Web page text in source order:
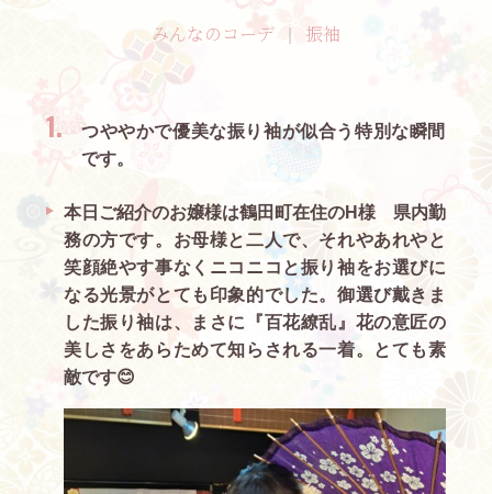
みんなのコーデ 振袖
つややかで優美な振り袖が似合う特別な瞬間
です。
本日ご紹介のお嬢様は鶴田町在住のH様 県内勤
務の方です。お母様と二人で、それやあれやと
笑顔絶やす事なくニコニコと振り袖をお選びに
なる光景がとても印象的でした。御選び戴きま
した振り袖は、まさに『百花繚乱』花の意匠の
美しさをあらためて知らされる一着。とても素
敵です😊